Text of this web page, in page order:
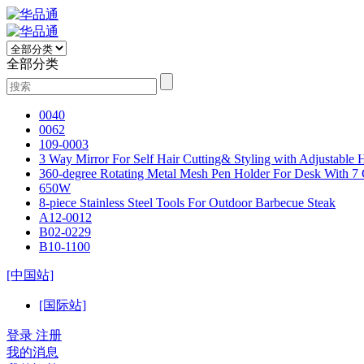
全部分类
0040
0062
109-0003
3 Way Mirror For Self Hair Cutting& Styling with Adjustable
360-degree Rotating Metal Mesh Pen Holder For Desk With 7
650W
8-piece Stainless Steel Tools For Outdoor Barbecue Steak
A12-0012
B02-0229
B10-1100
[中国站]
[国际站]
登录 注册
我的消息